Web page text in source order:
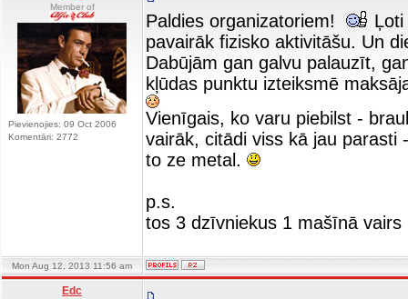
Member of
Pievienojies: 09 Oct 2006
Komentāri: 2772
Paldies organizatoriem!
pavairāk fizisko aktivitāšu. Un
Dabūjām gan galvu palauzīt,
kļūdas punktu izteiksmē
Vienīgais, ko varu piebilst -
vairāk, citādi viss kā jau parasti
to ze metal.
p.s.
tos 3 dzīvniekus 1 mašīnā
Mon Aug 12, 2013 11:56 am
Edc